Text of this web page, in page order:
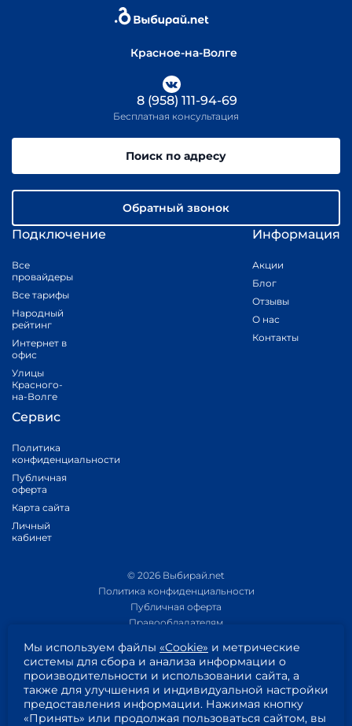
Красное-на-Волге
Подключение
Все
провайдеры
Все тарифы
Народный
рейтинг
Интернет в
офис
Улицы
Красного-
на-Волге
Информация
Акции
Блог
Отзывы
О нас
Контакты
Сервис
Политика
конфиденциальности
Публичная
оферта
Карта сайта
Личный
кабинет
8 (958) 111-94-69
Бесплатная консультация
Поиск по адресу
Обратный звонок
© 2026 Выбирай.net
Политика конфиденциальности
Публичная оферта
Правообладателям
Приложение 1
Приложение 2
Пользовательское соглашение
Согласие на обработку персональных данных
Мы используем файлы «Cookie» и метрические
системы для сбора и анализа информации о
производительности и использовании сайта, а
также для улучшения и индивидуальной настройки
предоставления информации. Нажимая кнопку
«Принять» или продолжая пользоваться сайтом, вы